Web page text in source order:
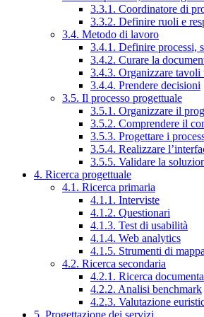
3.3.1. Coordinatore di
3.3.2. Definire ruoli e
3.4. Metodo di lavoro
3.4.1. Definire processi,
3.4.2. Curare la
3.4.3. Organizzare
3.4.4. Prendere decisioni
3.5. Il processo progettuale
3.5.1. Organizzare il
3.5.2. Comprendere il
3.5.3. Progettare i
3.5.4. Realizzare
3.5.5. Validare la
4. Ricerca progettuale
4.1. Ricerca primaria
4.1.1. Interviste
4.1.2. Questionari
4.1.3. Test di usabilità
4.1.4. Web analytics
4.1.5. Strumenti di
4.2. Ricerca secondaria
4.2.1. Ricerca
4.2.2. Analisi benchmark
4.2.3. Valutazione
5. Progettazione dei servizi